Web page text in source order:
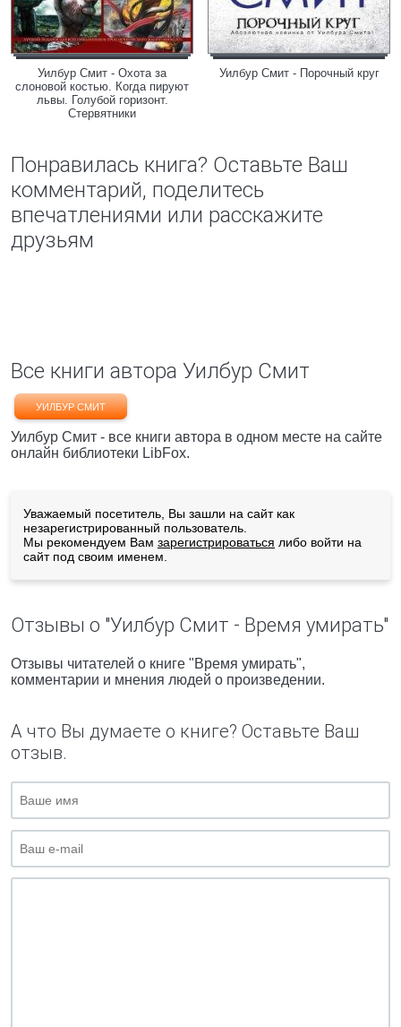
Уилбур Смит - Охота за
слоновой костью. Когда пируют
львы. Голубой горизонт.
Стервятники
Уилбур Смит - Порочный круг
Понравилась книга? Оставьте Ваш
комментарий, поделитесь
впечатлениями или расскажите
друзьям
Все книги автора Уилбур Смит
УИЛБУР СМИТ
Уилбур Смит - все книги автора в одном месте на сайте
онлайн библиотеки LibFox.
Уважаемый посетитель, Вы зашли на сайт как
незарегистрированный пользователь.
Мы рекомендуем Вам зарегистрироваться либо войти на
сайт под своим именем.
Отзывы о "Уилбур Смит - Время умирать"
Отзывы читателей о книге "Время умирать",
комментарии и мнения людей о произведении.
А что Вы думаете о книге? Оставьте Ваш
отзыв.